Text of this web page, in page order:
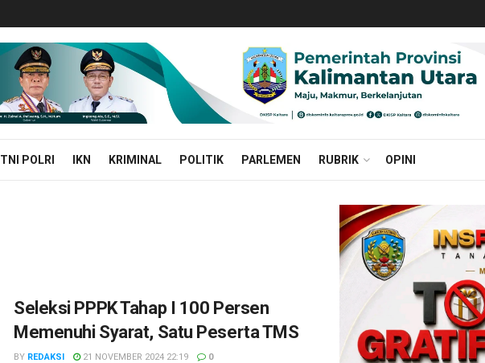
TNI POLRI IKN KRIMINAL POLITIK PARLEMEN RUBRIK OPINI
Seleksi PPPK Tahap I 100 Persen
Memenuhi Syarat, Satu Peserta TMS
BY REDAKSI 21 NOVEMBER 2024 22:19 0